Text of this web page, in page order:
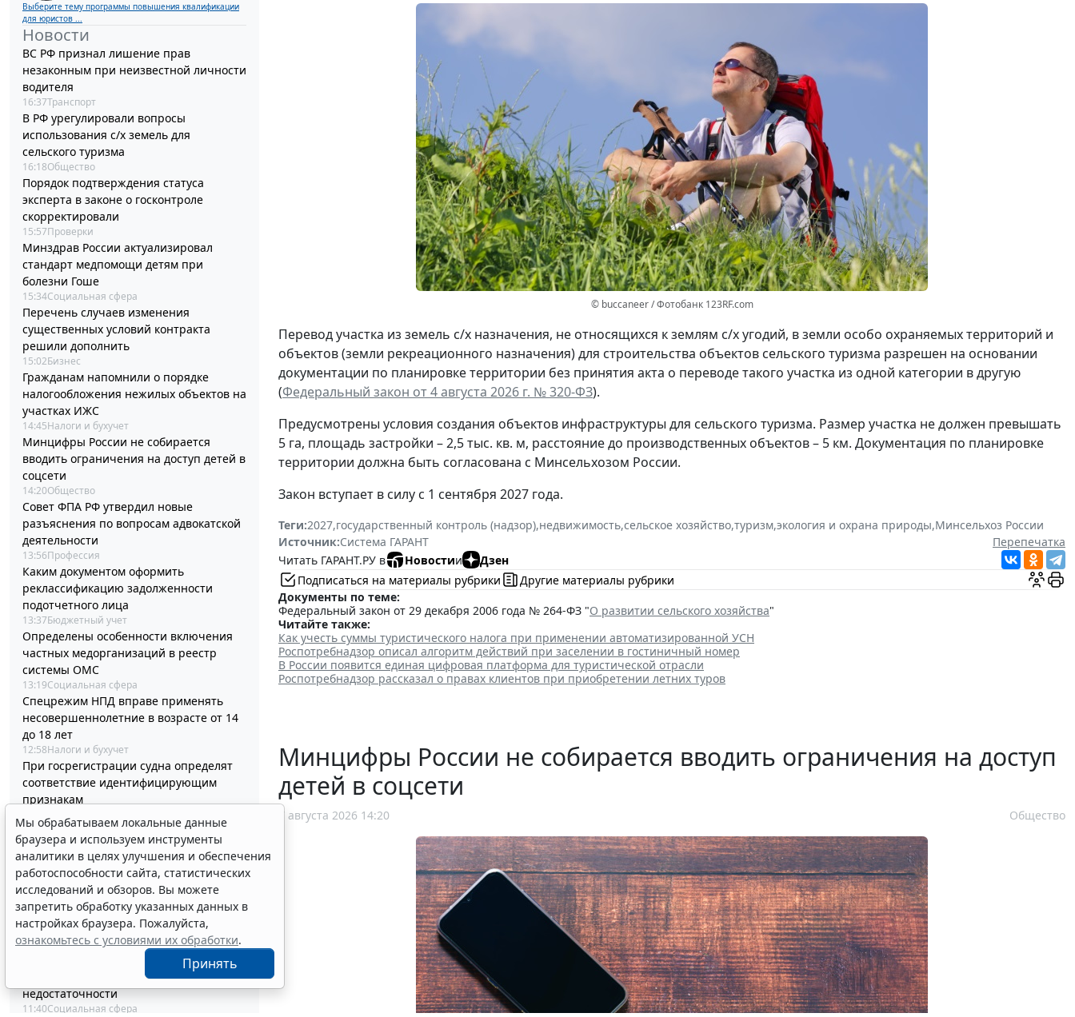
Выберите тему программы повышения квалификации
для юристов ...
Новости
ВС РФ признал лишение прав
незаконным при неизвестной личности
водителя
16:37Транспорт
В РФ урегулировали вопросы
использования с/х земель для
сельского туризма
16:18Общество
Порядок подтверждения статуса
эксперта в законе о госконтроле
скорректировали
15:57Проверки
Минздрав России актуализировал
стандарт медпомощи детям при
болезни Гоше
15:34Социальная сфера
Перечень случаев изменения
существенных условий контракта
решили дополнить
15:02Бизнес
Гражданам напомнили о порядке
налогообложения нежилых объектов на
участках ИЖС
14:45Налоги и бухучет
Минцифры России не собирается
вводить ограничения на доступ детей в
соцсети
14:20Общество
Совет ФПА РФ утвердил новые
разъяснения по вопросам адвокатской
деятельности
13:56Профессия
Каким документом оформить
реклассификацию задолженности
подотчетного лица
13:37Бюджетный учет
Определены особенности включения
частных медорганизаций в реестр
системы ОМС
13:19Социальная сфера
Спецрежим НПД вправе применять
несовершеннолетние в возрасте от 14
до 18 лет
12:58Налоги и бухучет
При госрегистрации судна определят
соответствие идентифицирующим
признакам
В Госдуме предложили заменить ЕГЭ
аттестацией в форме государственного
экзамена
12:15Образование
В ГПК РФ уточнили порядок
удостоверения доверенностей
находящихся в СИЗО лиц
11:56Общество
В РФ актуализировали стандарт
помощи при хронической сердечной
недостаточности
11:40Социальная сфера
© buccaneer / Фотобанк 123RF.com
Перевод участка из земель с/х назначения, не относящихся к землям с/х угодий, в земли особо охраняемых территорий и
объектов (земли рекреационного назначения) для строительства объектов сельского туризма разрешен на основании
документации по планировке территории без принятия акта о переводе такого участка из одной категории в другую
(Федеральный закон от 4 августа 2026 г. № 320-ФЗ).
Предусмотрены условия создания объектов инфраструктуры для сельского туризма. Размер участка не должен превышать
5 га, площадь застройки – 2,5 тыс. кв. м, расстояние до производственных объектов – 5 км. Документация по планировке
территории должна быть согласована с Минсельхозом России.
Закон вступает в силу с 1 сентября 2027 года.
Теги:2027,государственный контроль (надзор),недвижимость,сельское хозяйство,туризм,экология и охрана природы,Минсельхоз России
Источник:Система ГАРАНТ
Перепечатка
Читать ГАРАНТ.РУ в
Новостии
Дзен
Подписаться на материалы рубрики
Другие материалы рубрики
Документы по теме:
Федеральный закон от 29 декабря 2006 года № 264-ФЗ "О развитии сельского хозяйства"
Читайте также:
Как учесть суммы туристического налога при применении автоматизированной УСН
Роспотребнадзор описал алгоритм действий при заселении в гостиничный номер
В России появится единая цифровая платформа для туристической отрасли
Роспотребнадзор рассказал о правах клиентов при приобретении летних туров
Минцифры России не собирается вводить ограничения на доступ
детей в соцсети
7 августа 2026 14:20 Общество
Мы обрабатываем локальные данные
браузера и используем инструменты
аналитики в целях улучшения и обеспечения
работоспособности сайта, статистических
исследований и обзоров. Вы можете
запретить обработку указанных данных в
настройках браузера. Пожалуйста,
ознакомьтесь с условиями их обработки.
Принять